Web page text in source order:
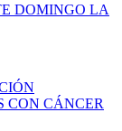
DOMINGO LA
CON CÁNCER